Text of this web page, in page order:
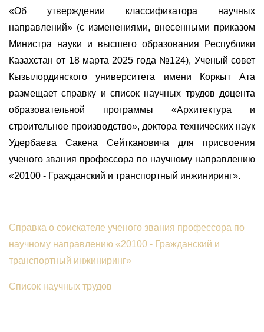
«Об утверждении классификатора научных
направлений» (с изменениями, внесенными приказом
Министра науки и высшего образования Республики
Казахстан от 18 марта 2025 года №124), Ученый совет
Кызылординского университета имени Коркыт Ата
размещает справку и список научных трудов доцента
образовательной программы «Архитектура и
строительное производство», доктора технических наук
Удербаева Сакена Сейткановича для присвоения
ученого звания профессора по научному направлению
«20100 - Гражданский и транспортный инжиниринг».
Справка о соискателе ученого звания профессора по
научному направлению «20100 - Гражданский и
транспортный инжиниринг»
Список научных трудов